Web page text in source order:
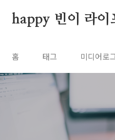
happy 빈이 라이
홈 태그 미디어로